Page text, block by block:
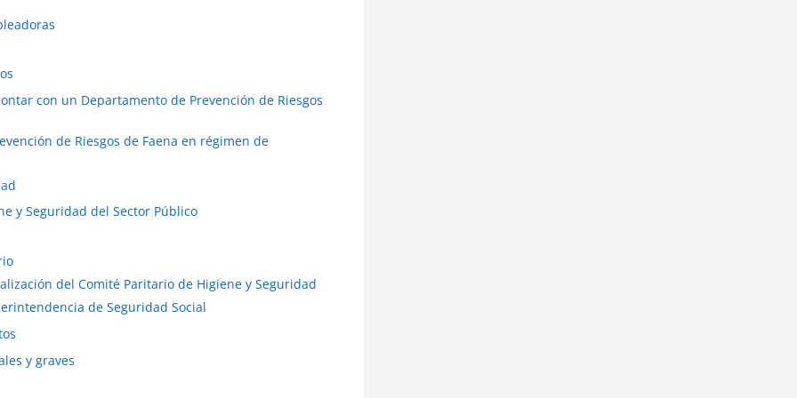
con un Departamento de Prevención de Riesgos
de Riesgos de Faena en régimen de
y Seguridad del Sector Público
del Comité Paritario de Higiene y Seguridad
de Seguridad Social
y graves